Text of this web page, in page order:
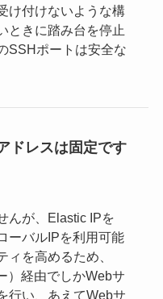
け付けないような構
ときに踏み台を停止
SSHポートは安全な
ドレスは固定です
んが、Elastic IPを
ーバルIPを利用可能
ィを高めるため、
）経由でしかWebサ
行い、あえてWebサ